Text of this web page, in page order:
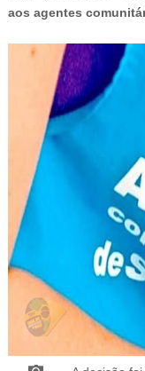
aos agentes